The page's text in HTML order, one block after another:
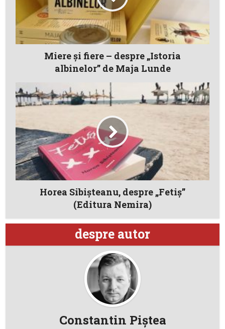
Miere și fiere – despre „Istoria
albinelor” de Maja Lunde
Horea Sibişteanu, despre „Fetiş”
(Editura Nemira)
despre autor
Constantin Piştea